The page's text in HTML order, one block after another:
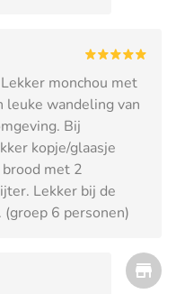
monchou met
leuke wandeling van
Bij
kopje/glaasje
met 2
Lekker bij de
6 personen)